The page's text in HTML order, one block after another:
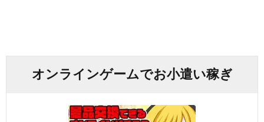
オンラインゲームでお小遣い稼ぎ